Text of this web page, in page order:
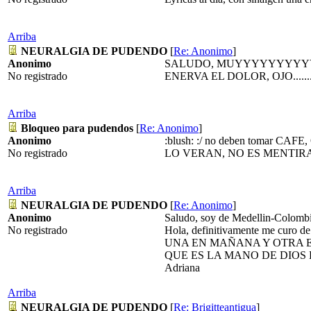
Arriba
NEURALGIA DE PUDENDO [Re: Anonimo]
Anonimo
No registrado
SALUDO,
ENERVA EL DOLOR,
Arriba
Bloqueo para pudendos [Re: Anonimo]
Anonimo
No registrado
:blush: :/ no deben tomar
LO VERAN, NO ES
Arriba
NEURALGIA DE PUDENDO [Re: Anonimo]
Anonimo
No registrado
Saludo, soy de Medellin-
Hola, definitivamente me curo
UNA EN MAÑANA Y OTRA
QUE ES LA MANO DE
Adriana
Arriba
NEURALGIA DE PUDENDO [Re: Brigitteantigua]